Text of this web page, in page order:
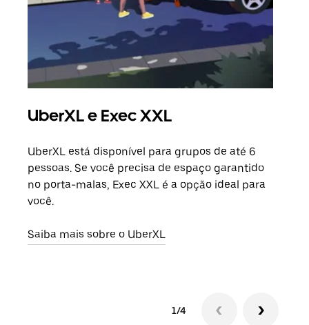
UberXL e Exec XXL
UberXL está disponível para grupos de até 6
pessoas. Se você precisa de espaço garantido
no porta-malas, Exec XXL é a opção ideal para
você.
Saiba mais sobre o UberXL
1/4